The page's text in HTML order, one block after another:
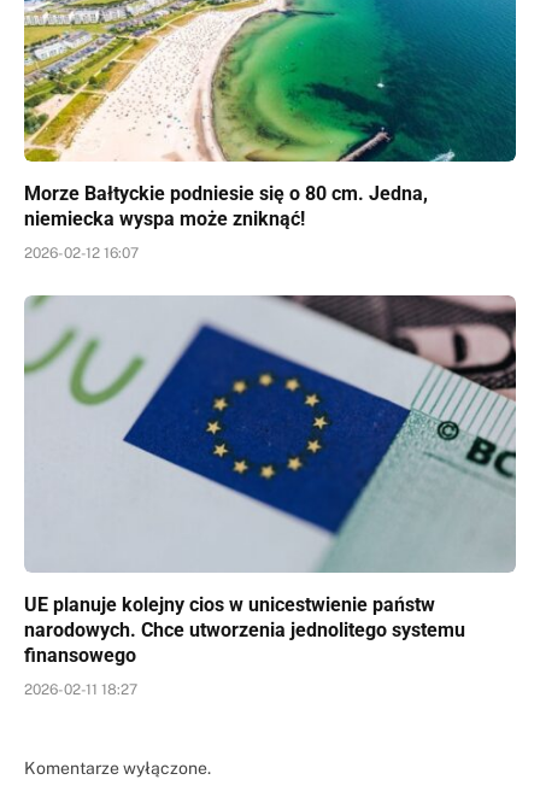
Morze Bałtyckie podniesie się o 80 cm. Jedna,
niemiecka wyspa może zniknąć!
2026-02-12 16:07
UE planuje kolejny cios w unicestwienie państw
narodowych. Chce utworzenia jednolitego systemu
finansowego
2026-02-11 18:27
Komentarze wyłączone.